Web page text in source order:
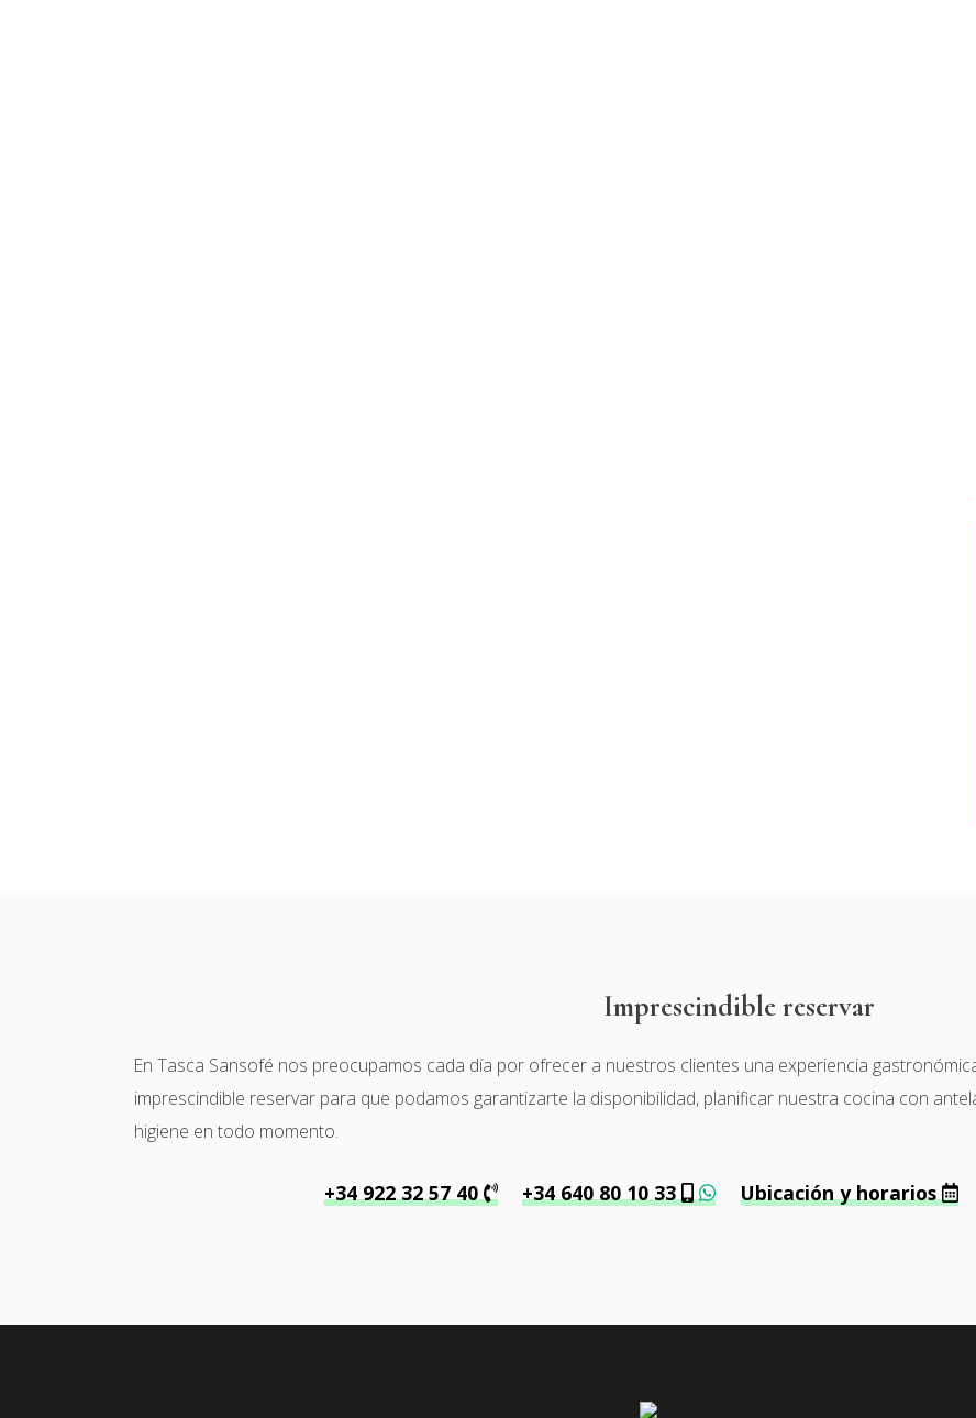
Imprescindible reservar
En Tasca Sansofé nos preocupamos cada día por ofrecer a nuestros clientes una experiencia
imprescindible reservar para que podamos garantizarte la disponibilidad, planificar nuestra cocina con
higiene en todo momento.
+34 922 32 57 40 +34 640 80 10 33 Ubicación y horarios